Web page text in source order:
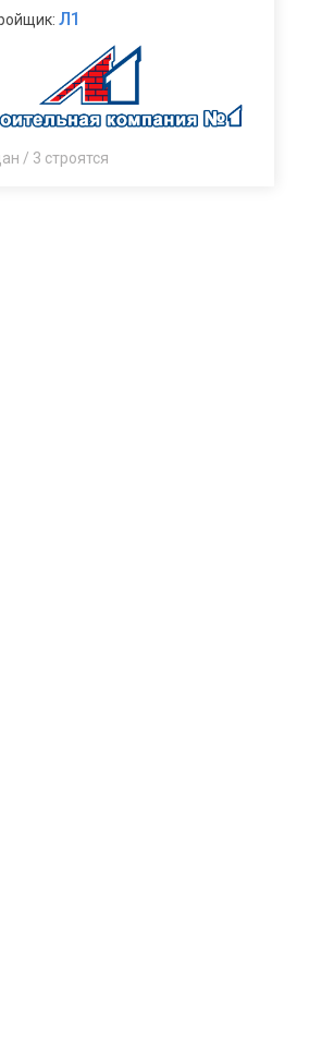
Л1
/ 3 строятся